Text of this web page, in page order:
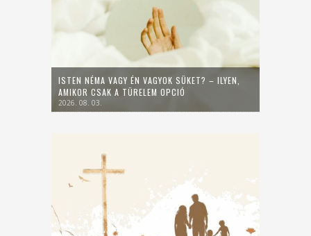
ISTEN NÉMA VAGY ÉN VAGYOK SÜKET? – ILYEN,
AMIKOR CSAK A TÜRELEM OPCIÓ
2026. 08. 03.